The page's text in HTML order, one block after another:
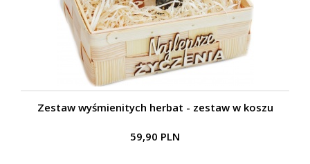
Zestaw wyśmienitych herbat - zestaw w koszu
59,90 PLN